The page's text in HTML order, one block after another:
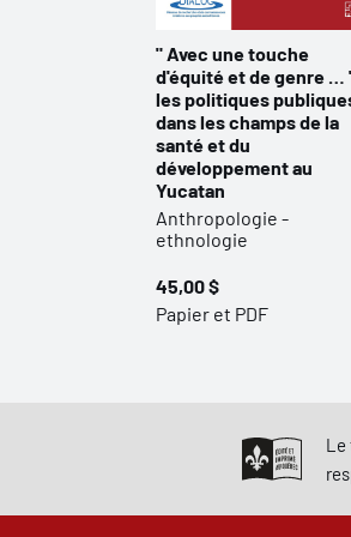
" Avec une touche
d'équité et de genre …
les politiques
dans les champs de la
santé et du
développement au
Yucatan
Anthropologie -
ethnologie
45,00 $
Papier et PDF
Le